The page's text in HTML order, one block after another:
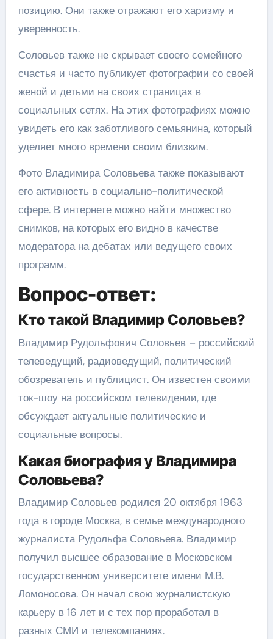
позицию. Они также отражают его харизму и
уверенность.
Соловьев также не скрывает своего семейного
счастья и часто публикует фотографии со своей
женой и детьми на своих страницах в
социальных сетях. На этих фотографиях можно
увидеть его как заботливого семьянина, который
уделяет много времени своим близким.
Фото Владимира Соловьева также показывают
его активность в социально-политической
сфере. В интернете можно найти множество
снимков, на которых его видно в качестве
модератора на дебатах или ведущего своих
программ.
Вопрос-ответ:
Кто такой Владимир Соловьев?
Владимир Рудольфович Соловьев – российский
телеведущий, радиоведущий, политический
обозреватель и публицист. Он известен своими
ток-шоу на российском телевидении, где
обсуждает актуальные политические и
социальные вопросы.
Какая биография у Владимира
Соловьева?
Владимир Соловьев родился 20 октября 1963
года в городе Москва, в семье международного
журналиста Рудольфа Соловьева. Владимир
получил высшее образование в Московском
государственном университете имени М.В.
Ломоносова. Он начал свою журналистскую
карьеру в 16 лет и с тех пор проработал в
разных СМИ и телекомпаниях.